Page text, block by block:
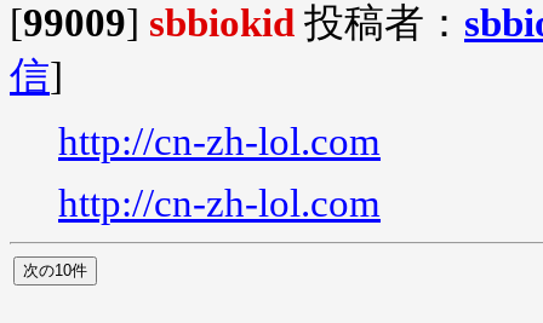
[99009] sbbiokid 投稿者：
信]
http://cn-zh-lol.com
http://cn-zh-lol.com